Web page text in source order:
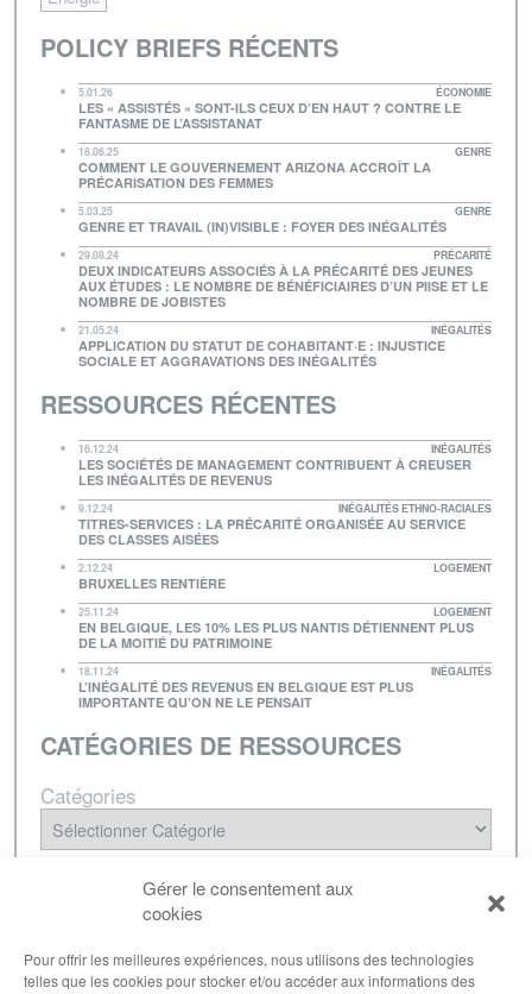
Gérer le consentement aux
cookies
Pour offrir les meilleures expériences, nous utilisons des technologies
telles que les cookies pour stocker et/ou accéder aux informations des
POLICY BRIEFS RÉCENTS
5.01.26 ÉCONOMIE
LES « ASSISTÉS » SONT-ILS CEUX D’EN HAUT ? CONTRE LE
FANTASME DE L’ASSISTANAT
18.06.25 GENRE
COMMENT LE GOUVERNEMENT ARIZONA ACCROÎT LA
PRÉCARISATION DES FEMMES
5.03.25 GENRE
GENRE ET TRAVAIL (IN)VISIBLE : FOYER DES INÉGALITÉS
29.08.24 PRÉCARITÉ
DEUX INDICATEURS ASSOCIÉS À LA PRÉCARITÉ DES JEUNES
AUX ÉTUDES : LE NOMBRE DE BÉNÉFICIAIRES D’UN PIISE ET LE
NOMBRE DE JOBISTES
21.05.24 INÉGALITÉS
APPLICATION DU STATUT DE COHABITANT·E : INJUSTICE
SOCIALE ET AGGRAVATIONS DES INÉGALITÉS
RESSOURCES RÉCENTES
16.12.24 INÉGALITÉS
LES SOCIÉTÉS DE MANAGEMENT CONTRIBUENT À CREUSER
LES INÉGALITÉS DE REVENUS
9.12.24 INÉGALITÉS ETHNO-RACIALES
TITRES-SERVICES : LA PRÉCARITÉ ORGANISÉE AU SERVICE
DES CLASSES AISÉES
2.12.24 LOGEMENT
BRUXELLES RENTIÈRE
25.11.24 LOGEMENT
EN BELGIQUE, LES 10% LES PLUS NANTIS DÉTIENNENT PLUS
DE LA MOITIÉ DU PATRIMOINE
18.11.24 INÉGALITÉS
L’INÉGALITÉ DES REVENUS EN BELGIQUE EST PLUS
IMPORTANTE QU’ON NE LE PENSAIT
CATÉGORIES DE RESSOURCES
Catégories
NEWSLETTER
être tenu·e au courant de nos dernières